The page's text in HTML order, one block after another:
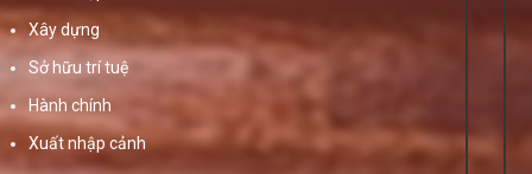
Xây dựng
Sở hữu trí tuệ
Hành chính
Xuất nhập cảnh